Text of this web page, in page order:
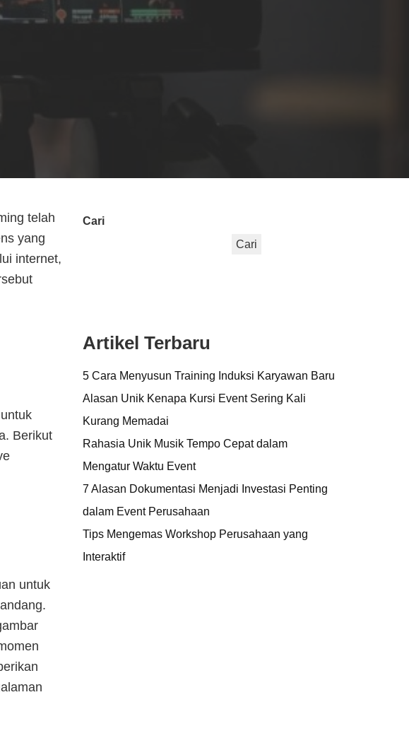
telah
yang
internet,
Berikut
untuk
Cari
Cari
Artikel Terbaru
5 Cara Menyusun Training Induksi Karyawan Baru
Alasan Unik Kenapa Kursi Event Sering Kali
Kurang Memadai
Rahasia Unik Musik Tempo Cepat dalam
Mengatur Waktu Event
7 Alasan Dokumentasi Menjadi Investasi Penting
dalam Event Perusahaan
Tips Mengemas Workshop Perusahaan yang
Interaktif